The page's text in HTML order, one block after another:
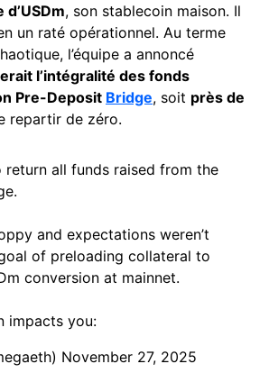
d’USDm, son stablecoin maison. Il
un raté opérationnel. Au terme
l’équipe a annoncé
l’intégralité des fonds
Pre-Deposit Bridge, soit près de
repartir de zéro.
return all funds raised from the
and expectations weren’t
of preloading collateral to
conversion at mainnet.
impacts you:
November 27, 2025